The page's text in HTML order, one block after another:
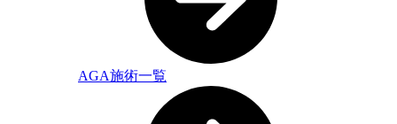
AGA施術一覧